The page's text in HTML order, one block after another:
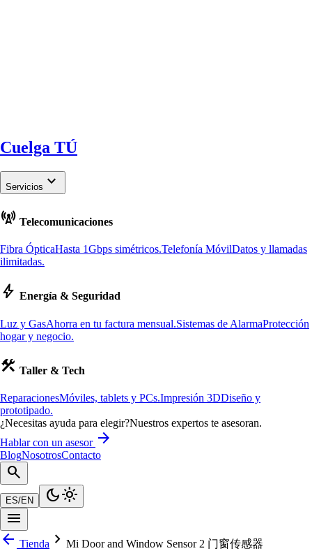
Cuelga TÚ
Servicios keyboard_arrow_down
cell_tower Telecomunicaciones
Fibra ÓpticaHasta 1Gbps simétricos.Telefonía MóvilDatos y llamadas
ilimitadas.
bolt Energía & Seguridad
Luz y GasAhorra en tu factura mensual.Sistemas de AlarmaProtección
hogar y negocio.
construction Taller & Tech
ReparacionesMóviles, tablets y PCs.Impresión 3DDiseño y
prototipado.
¿Necesitas ayuda para elegir?Nuestros expertos te asesoran.
Hablar con un asesor arrow_forward
BlogNosotrosContacto
search
ES/EN dark_modelight_mode
menu
arrow_back Tienda chevron_right Mi Door and Window Sensor 2 门窗传感器